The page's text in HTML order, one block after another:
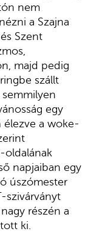
nem
a Szajna
Szent
majd pedig
szállt
egy
élezve a woke-
oldalának
napjaiban egy
úszómester
szivárványt
részén a
ki.